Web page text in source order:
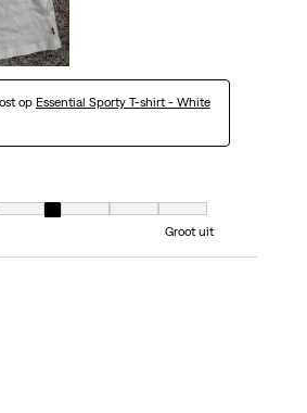
op Essential Sporty T-shirt - White
1 gelijk is aan Klein uit en 7 gelijk is aan Groot uit
Groot uit